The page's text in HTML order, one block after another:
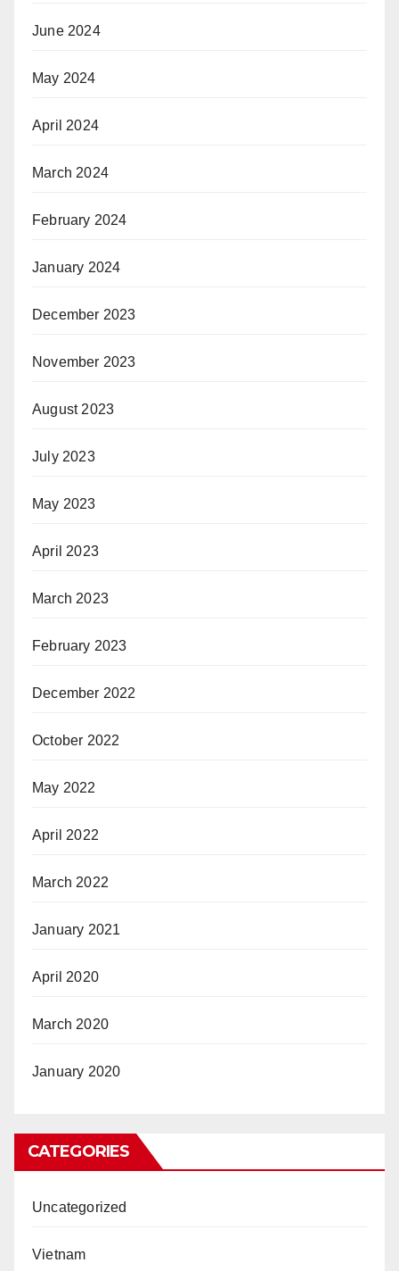
June 2024
May 2024
April 2024
March 2024
February 2024
January 2024
December 2023
November 2023
August 2023
July 2023
May 2023
April 2023
March 2023
February 2023
December 2022
October 2022
May 2022
April 2022
March 2022
January 2021
April 2020
March 2020
January 2020
CATEGORIES
Uncategorized
Vietnam